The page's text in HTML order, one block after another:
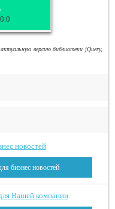
версию библиотеки jQuery,
бизнес новостей